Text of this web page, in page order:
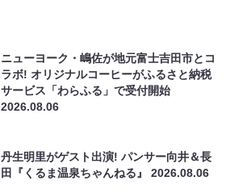
ニューヨーク・嶋佐が地元富士吉田市とコ
ラボ! オリジナルコーヒーがふるさと納税
サービス「わらふる」で受付開始
2026.08.06
丹生明里がゲスト出演! パンサー向井＆長
田『くるま温泉ちゃんねる』2026.08.06